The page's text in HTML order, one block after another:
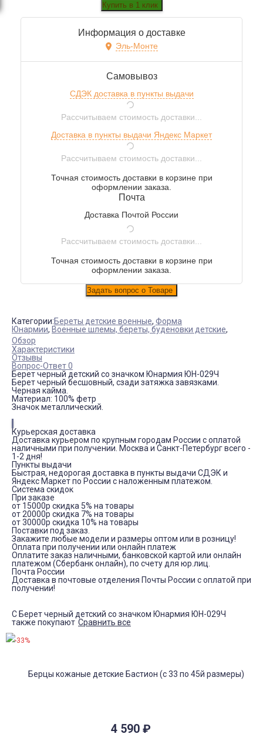
Информация о доставке
Эль-Монте
Самовывоз
СДЭК доставка в пункты выдачи
Рассчитываем стоимость доставки...
Доставка в пункты выдачи Яндекс Маркет
Рассчитываем стоимость доставки...
Точная стоимость доставки в корзине при
оформлении заказа.
Почта
Доставка Почтой России
Рассчитываем стоимость доставки...
Точная стоимость доставки в корзине при
оформлении заказа.
Категории:Береты детские военные, Форма
Юнармии, Военные шлемы, береты, буденовки детские,
Обзор
Характеристики
Отзывы
Вопрос-Ответ 0
Берет черный детский со значком Юнармия ЮН-029Ч
Берет черный бесшовный, сзади затяжка завязками.
Черная кайма.
Материал: 100% фетр
Значок металлический.
Курьерская доставка
Доставка курьером по крупным городам России с оплатой
наличными при получении. Москва и Санкт-Петербург всего -
1-2 дня!
Пункты выдачи
Быстрая, недорогая доставка в пункты выдачи СДЭК и
Яндекс Маркет по России с наложенным платежом.
Система скидок
При заказе
от 15000р скидка 5% на товары
от 20000р скидка 7% на товары
от 30000р скидка 10% на товары
Поставки под заказ.
Закажите любые модели и размеры оптом или в розницу!
Оплата при получении или онлайн платеж
Оплатите заказ наличными, банковской картой или онлайн
платежом (Сбербанк онлайн), по счету для юр.лиц.
Почта России
Доставка в почтовые отделения Почты России с оплатой при
получении!
С Берет черный детский со значком Юнармия ЮН-029Ч
также покупают Сравнить все
4 590 ₽
-33%